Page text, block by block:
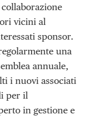
vicini al
sponsor.
una
annuale,
i nuovi associati
per il
in gestione e